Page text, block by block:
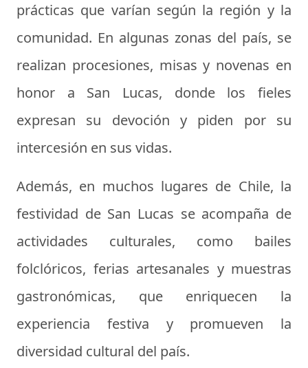
prácticas que varían según la región y la
comunidad. En algunas zonas del país, se
realizan procesiones, misas y novenas en
honor a San Lucas, donde los fieles
expresan su devoción y piden por su
intercesión en sus vidas.
Además, en muchos lugares de Chile, la
festividad de San Lucas se acompaña de
actividades culturales, como bailes
folclóricos, ferias artesanales y muestras
gastronómicas, que enriquecen la
experiencia festiva y promueven la
diversidad cultural del país.